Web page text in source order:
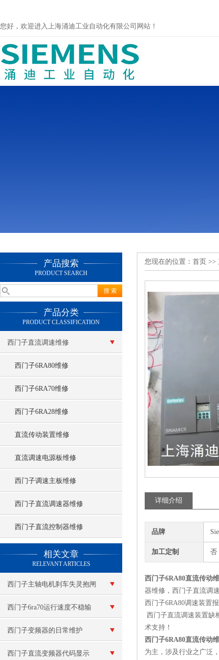
您好，欢迎进入上海涌迪工业自动化有限公司网站！
产品搜索
PRODUCT SEARCH
产品分类
PRODUCT CLASSIFICATION
西门子直流调速维修
西门子6RA80维修
西门子6RA70维修
西门子6RA28维修
直流传动装置维修
直流调速电源板维修
西门子调速主板维修
西门子直流调速器维修
西门子直流控制器维修
相关文章
RELEVANT ARTICLES
西门子主轴电机刹车失灵抱闸
卡死了
西门子6ra70运行速度不稳输
出电压低维修
西门子变频器的日常维护
西门子直流变频器代码显示
您现在的位置： 首页 >>
详细介绍
品牌
加工定制 否
西门子6RA80直流传动
器维修，西门子直流调
西门子6RA80调速装置
西门子直流调速装置缺
术支持！
西门子6RA80直流传动
为主，涉及行业之广泛